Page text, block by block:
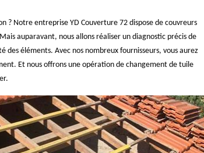
? Notre entreprise YD Couverture 72 dispose de couvreurs
auparavant, nous allons réaliser un diagnostic précis de
éléments. Avec nos nombreux fournisseurs, vous aurez
Et nous offrons une opération de changement de tuile